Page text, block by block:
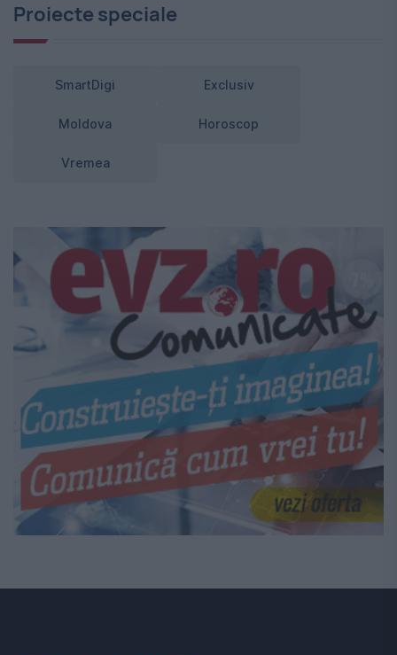
Proiecte speciale
SmartDigi Exclusiv
Moldova Horoscop
Vremea